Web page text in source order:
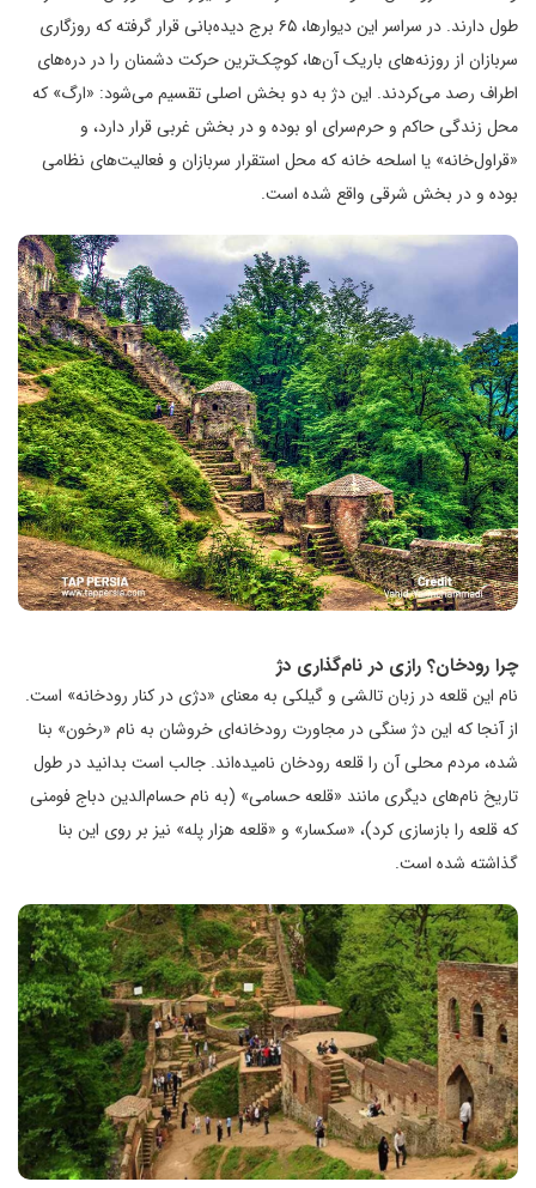
طول دارند. در سراسر این دیوارها، ۶۵ برج دیده‌بانی قرار گرفته که روزگاری
سربازان از روزنه‌های باریک آن‌ها، کوچک‌ترین حرکت دشمنان را در دره‌های
اطراف رصد می‌کردند. این دژ به دو بخش اصلی تقسیم می‌شود: «ارگ» که
محل زندگی حاکم و حرم‌سرای او بوده و در بخش غربی قرار دارد، و
«قراول‌خانه» یا اسلحه خانه که محل استقرار سربازان و فعالیت‌های نظامی
بوده و در بخش شرقی واقع شده است.
چرا رودخان؟ رازی در نام‌گذاری دژ
نام این قلعه در زبان تالشی و گیلکی به معنای «دژی در کنار رودخانه» است.
از آنجا که این دژ سنگی در مجاورت رودخانه‌ای خروشان به نام «رخون» بنا
شده، مردم محلی آن را قلعه رودخان نامیده‌اند. جالب است بدانید در طول
تاریخ نام‌های دیگری مانند «قلعه حسامی» (به نام حسام‌الدین دباج فومنی
که قلعه را بازسازی کرد)، «سکسار» و «قلعه هزار پله» نیز بر روی این بنا
گذاشته شده است.